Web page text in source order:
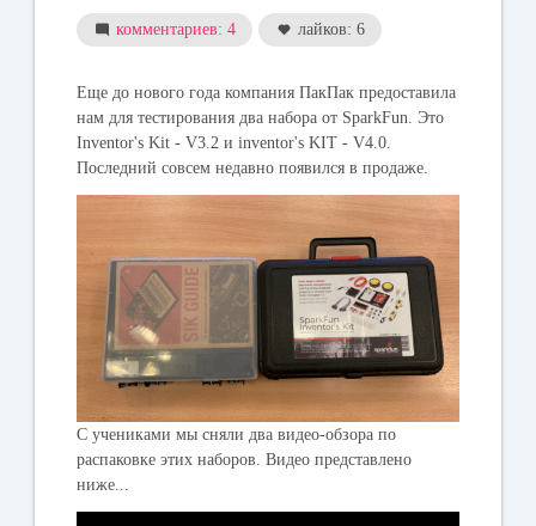
комментариев: 4 лайков: 6
Еще до нового года компанияПакПак предоставила
нам для тестирования два набора от SparkFun.Это
Inventor's Kit - V3.2 иinventor's KIT - V4.0.
Последний совсем недавно появился в продаже.
С учениками мы сняли два видео-обзора по
распаковке этих наборов. Видео представлено
ниже...